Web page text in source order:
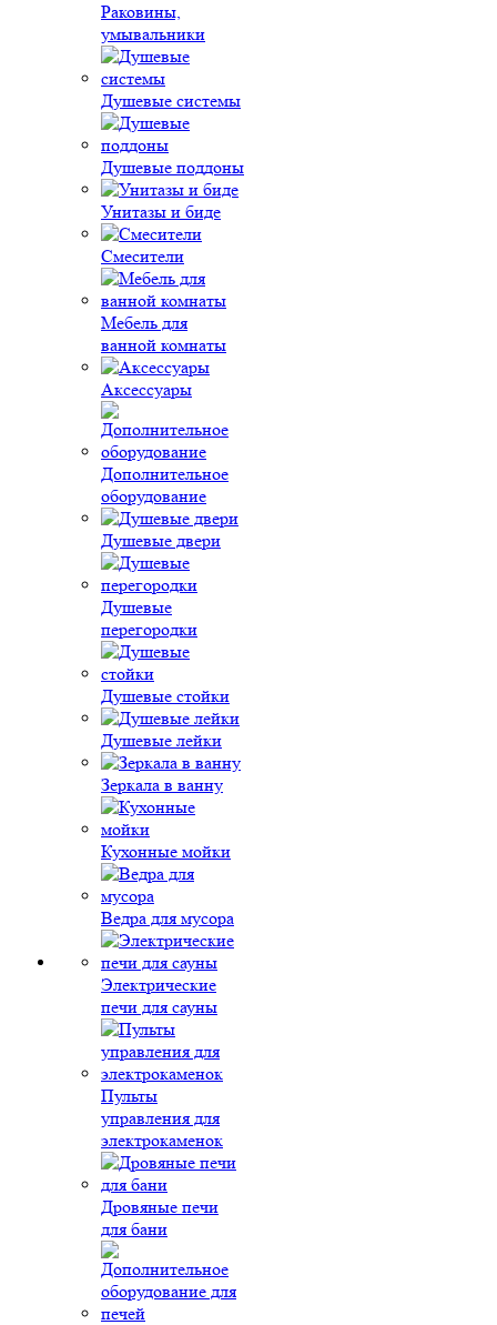
Раковины,
умывальники
Душевые системы
Душевые поддоны
Унитазы и биде
Смесители
Мебель для
ванной комнаты
Аксессуары
Дополнительное
оборудование
Душевые двери
Душевые
перегородки
Душевые стойки
Душевые лейки
Зеркала в ванну
Кухонные мойки
Ведра для мусора
Электрические
печи для сауны
Пульты
управления для
электрокаменок
Дровяные печи
для бани